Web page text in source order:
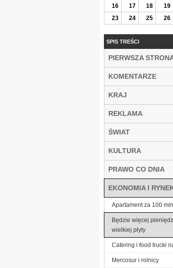
16
17 18 19
23
24 25 26
SPIS TREŚCI
PIERWSZA
KOMENTARZE
KRAJ
REKLAMA
ŚWIAT
KULTURA
PRAWO CO DNIA
EKONOMIA I
Apartament za 100
Będzie więcej
wielkiej płyty
Catering i food trucki
Mercosur i rolnicy